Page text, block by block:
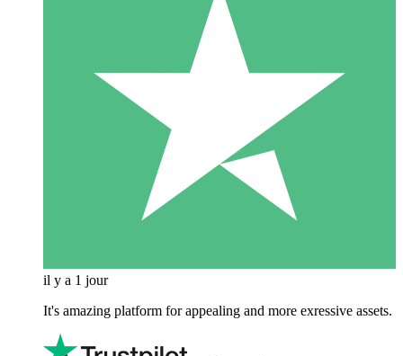
il y a 1 jour
It's amazing platform for appealing and more exressive assets.